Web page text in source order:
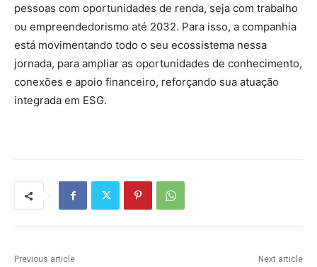
pessoas com oportunidades de renda, seja com trabalho
ou empreendedorismo até 2032. Para isso, a companhia
está movimentando todo o seu ecossistema nessa
jornada, para ampliar as oportunidades de conhecimento,
conexões e apoio financeiro, reforçando sua atuação
integrada em ESG.
Previous article Next article